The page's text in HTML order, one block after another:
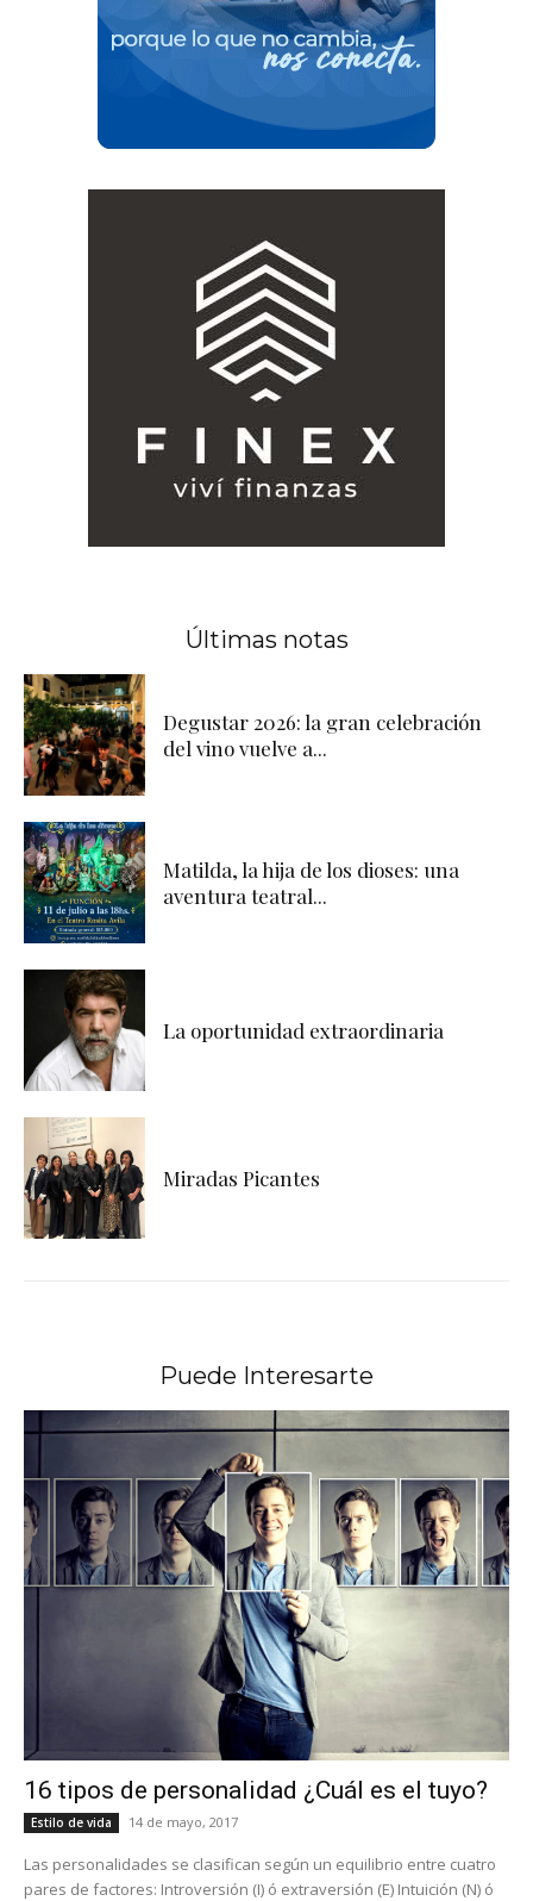
Últimas notas
Degustar 2026: la gran celebración
del vino vuelve a...
Matilda, la hija de los dioses: una
aventura teatral...
La oportunidad extraordinaria
Miradas Picantes
Puede Interesarte
16 tipos de personalidad ¿Cuál es el tuyo?
Estilo de vida 14 de mayo, 2017
Las personalidades se clasifican según un equilibrio entre cuatro
pares de factores: Introversión (I) ó extraversión (E) Intuición (N) ó